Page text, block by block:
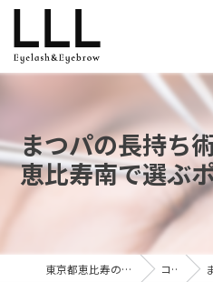
まつパの長持ち
恵比寿南で選ぶ
東京都恵比寿のマツエクならLLL コラム